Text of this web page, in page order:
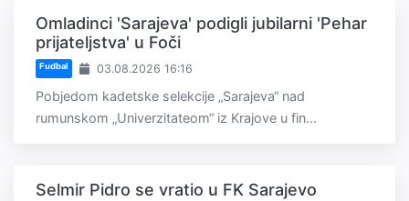
Omladinci 'Sarajeva' podigli jubilarni 'Pehar
prijateljstva' u Foči
Fudbal 03.08.2026 16:16
Pobjedom kadetske selekcije „Sarajeva“ nad
rumunskom „Univerzitateom“ iz Krajove u fin...
Selmir Pidro se vratio u FK Sarajevo